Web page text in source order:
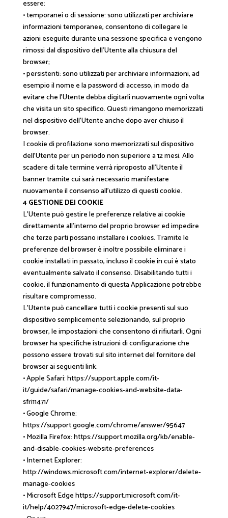
essere:
• temporanei o di sessione: sono utilizzati per archiviare
informazioni temporanee, consentono di collegare le
azioni eseguite durante una sessione specifica e vengono
rimossi dal dispositivo dell’Utente alla chiusura del
browser;
• persistenti: sono utilizzati per archiviare informazioni, ad
esempio il nome e la password di accesso, in modo da
evitare che l’Utente debba digitarli nuovamente ogni volta
che visita un sito specifico. Questi rimangono memorizzati
nel dispositivo dell’Utente anche dopo aver chiuso il
browser.
I cookie di profilazione sono memorizzati sul dispositivo
dell’Utente per un periodo non superiore a 12 mesi. Allo
scadere di tale termine verrà riproposto all’Utente il
banner tramite cui sarà necessario manifestare
nuovamente il consenso all’utilizzo di questi cookie.
4 GESTIONE DEI COOKIE
L’Utente può gestire le preferenze relative ai cookie
direttamente all’interno del proprio browser ed impedire
che terze parti possano installare i cookies. Tramite le
preferenze del browser è inoltre possibile eliminare i
cookie installati in passato, incluso il cookie in cui è stato
eventualmente salvato il consenso. Disabilitando tutti i
cookie, il funzionamento di questa Applicazione potrebbe
risultare compromesso.
L’Utente può cancellare tutti i cookie presenti sul suo
dispositivo semplicemente selezionando, sul proprio
browser, le impostazioni che consentono di rifiutarli. Ogni
browser ha specifiche istruzioni di configurazione che
possono essere trovati sul sito internet del fornitore del
browser ai seguenti link:
• Apple Safari: https://support.apple.com/it-
it/guide/safari/manage-cookies-and-website-data-
sfri11471/
• Google Chrome:
https://support.google.com/chrome/answer/95647
• Mozilla Firefox: https://support.mozilla.org/kb/enable-
and-disable-cookies-website-preferences
• Internet Explorer:
http://windows.microsoft.com/internet-explorer/delete-
manage-cookies
• Microsoft Edge https://support.microsoft.com/it-
it/help/4027947/microsoft-edge-delete-cookies